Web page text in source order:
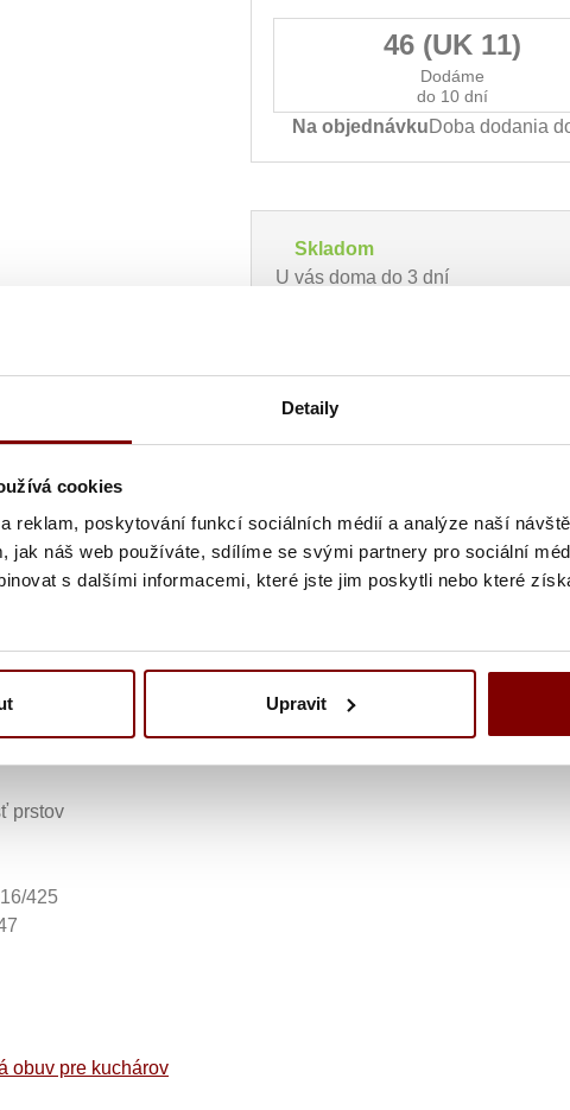
Detaily
cookies
reklam, poskytování funkcí sociálních médií a analýze naší
jak náš web používáte, sdílíme se svými partnery pro sociální
s dalšími informacemi, které jste jim poskytli nebo které
Upravit
46 (UK 11)
Dodáme
do 10 dní
Na objednávkuDoba dodania
Skladom
U vás doma do 3 dní
44,49€s DPH
dámska pánska čierna
prstov
425
obuv pre kuchárov